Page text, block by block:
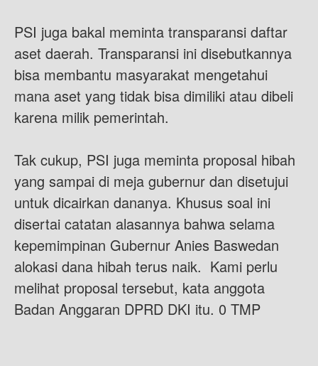
PSI juga bakal meminta transparansi daftar
aset daerah. Transparansi ini disebutkannya
bisa membantu masyarakat mengetahui
mana aset yang tidak bisa dimiliki atau dibeli
karena milik pemerintah.
Tak cukup, PSI juga meminta proposal hibah
yang sampai di meja gubernur dan disetujui
untuk dicairkan dananya. Khusus soal ini
disertai catatan alasannya bahwa selama
kepemimpinan Gubernur Anies Baswedan
alokasi dana hibah terus naik. Kami perlu
melihat proposal tersebut, kata anggota
Badan Anggaran DPRD DKI itu. 0 TMP